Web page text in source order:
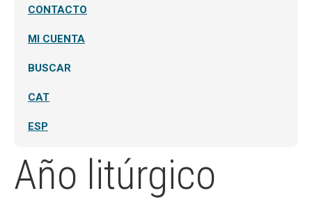
CONTACTO
MI CUENTA
BUSCAR
CAT
ESP
Año litúrgico